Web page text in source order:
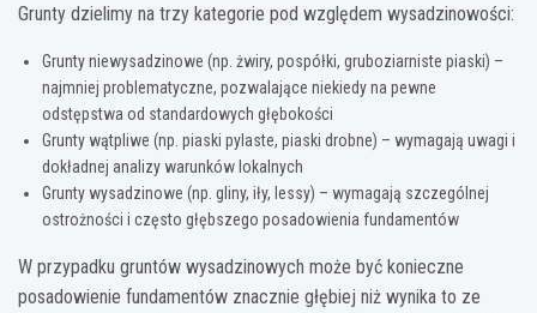
Grunty dzielimy na trzy kategorie pod względem wysadzinowości:
Grunty niewysadzinowe (np. żwiry, pospółki, gruboziarniste piaski) –
najmniej problematyczne, pozwalające niekiedy na pewne
odstępstwa od standardowych głębokości
Grunty wątpliwe (np. piaski pylaste, piaski drobne) – wymagają uwagi i
dokładnej analizy warunków lokalnych
Grunty wysadzinowe (np. gliny, iły, lessy) – wymagają szczególnej
ostrożności i często głębszego posadowienia fundamentów
W przypadku gruntów wysadzinowych może być konieczne
posadowienie fundamentów znacznie głębiej niż wynika to ze